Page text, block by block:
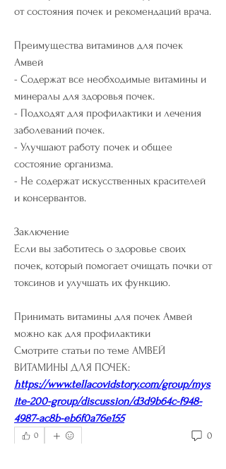
от состояния почек и рекомендаций врача.
Преимущества витаминов для почек
Амвей
- Содержат все необходимые витамины и
минералы для здоровья почек.
- Подходят для профилактики и лечения
заболеваний почек.
- Улучшают работу почек и общее
состояние организма.
- Не содержат искусственных красителей
и консервантов.
Заключение
Если вы заботитесь о здоровье своих
почек, который помогает очищать почки от
токсинов и улучшать их функцию.
Принимать витамины для почек Амвей
можно как для профилактики
Смотрите статьи по теме АМВЕЙ
ВИТАМИНЫ ДЛЯ ПОЧЕК:
https://www.tellacovidstory.com/group/mys
ite-200-group/discussion/d3d9b64c-f948-
4987-ac8b-eb6f0a76e155
0 0